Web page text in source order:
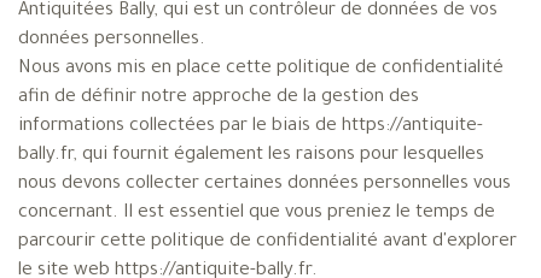
Antiquitées Bally, qui est un contrôleur de données de vos
données personnelles.
Nous avons mis en place cette politique de confidentialité
afin de définir notre approche de la gestion des
informations collectées par le biais de https://antiquite-
bally.fr, qui fournit également les raisons pour lesquelles
nous devons collecter certaines données personnelles vous
concernant. Il est essentiel que vous preniez le temps de
parcourir cette politique de confidentialité avant d'explorer
le site web https://antiquite-bally.fr.